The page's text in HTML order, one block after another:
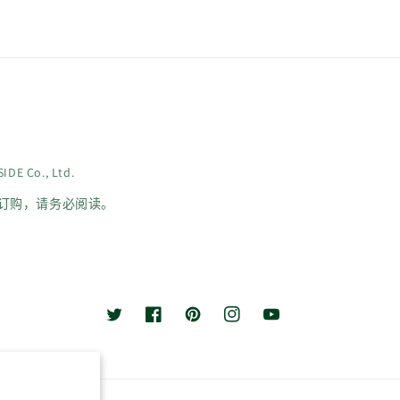
Co., Ltd.
购，请务必阅读。
叽
FacebookPinterestInstagramYouTube